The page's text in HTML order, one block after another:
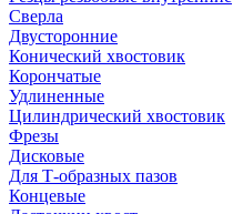
Сверла
Двусторонние
Конический хвостовик
Корончатые
Удлиненные
Цилиндрический хвостовик
Фрезы
Дисковые
Для Т-образных пазов
Концевые